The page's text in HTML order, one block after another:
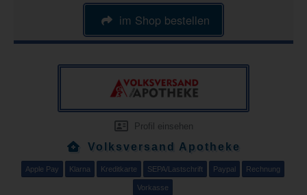
im Shop bestellen
Profil einsehen
Volksversand Apotheke
Apple Pay Klarna Kreditkarte SEPA/Lastschrift Paypal Rechnung
Vorkasse